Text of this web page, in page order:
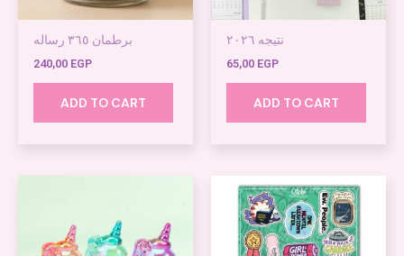
برطمان ٣٦٥ رساله
240,00 EGP
ADD TO CART
نتيجه ٢٠٢٦
65,00 EGP
ADD TO CART